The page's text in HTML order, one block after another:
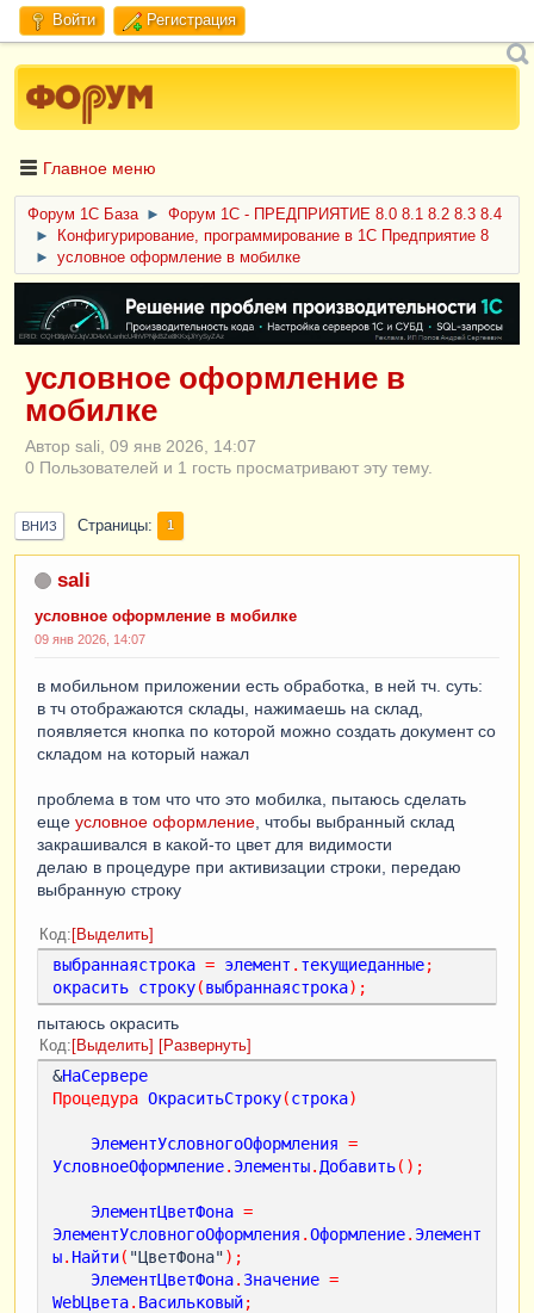
Войти Регистрация
Главное меню
Форум 1C База ►
Форум 1С - ПРЕДПРИЯТИЕ 8.0 8.1 8.2 8.3 8.4
►
Конфигурирование, программирование в 1С Предприятие 8
►
условное оформление в мобилке
ERID: CQH36pWzJqVJD4xVLsnhcU4hVPNjkBZe8KKxjJiYySyZAz
условное оформление в
мобилке
Автор sali, 09 янв 2026, 14:07
0 Пользователей и 1 гость просматривают эту тему.
ВНИЗ Страницы 1
sali
условное оформление в мобилке
09 янв 2026, 14:07
в мобильном приложении есть обработка, в ней тч. суть:
в тч отображаются склады, нажимаешь на склад,
появляется кнопка по которой можно создать документ со
складом на который нажал
проблема в том что что это мобилка, пытаюсь сделать
еще условное оформление , чтобы выбранный склад
закрашивался в какой-то цвет для видимости
делаю в процедуре при активизации строки, передаю
выбранную строку
Код Выделить
выбраннаястрока = элемент . текущиеданные;
окрасить строку(выбраннаястрока);
пытаюсь окрасить
Код Выделить Развернуть
&НаСервере
Процедура ОкраситьСтроку(строка)
ЭлементУсловногоОформления =
УсловноеОформление. Элементы. Добавить();
ЭлементЦветФона =
ЭлементУсловногоОформления .Оформление. Элемент
ы. Найти( "ЦветФона");
ЭлементЦветФона. Значение =
WebЦвета. Васильковый;